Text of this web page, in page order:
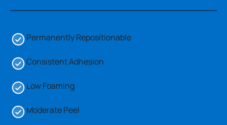
Permanently Repositionable
Consistent Adhesion
Low Foaming
Moderate Peel